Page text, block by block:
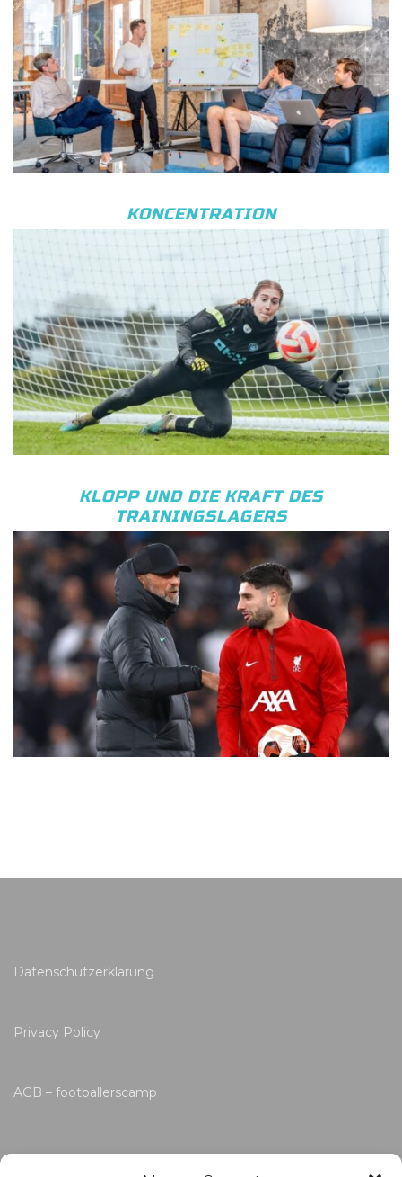
KONCENTRATION
KLOPP UND DIE KRAFT DES
TRAININGSLAGERS
Datenschutzerklärung
Privacy Policy
AGB – footballerscamp